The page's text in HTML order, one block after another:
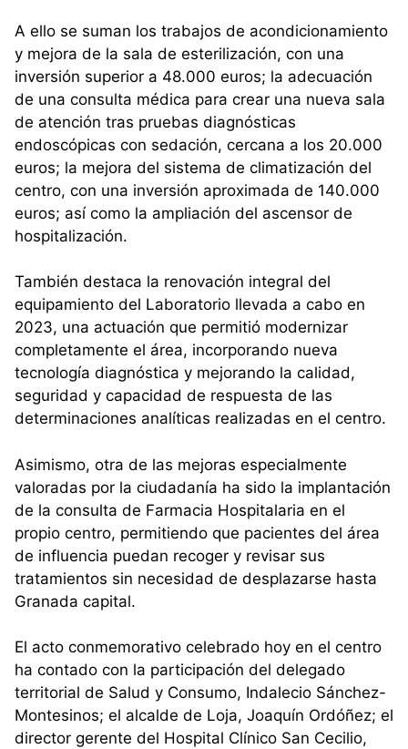
A ello se suman los trabajos de acondicionamiento
y mejora de la sala de esterilización, con una
inversión superior a 48.000 euros; la adecuación
de una consulta médica para crear una nueva sala
de atención tras pruebas diagnósticas
endoscópicas con sedación, cercana a los 20.000
euros; la mejora del sistema de climatización del
centro, con una inversión aproximada de 140.000
euros; así como la ampliación del ascensor de
hospitalización.
También destaca la renovación integral del
equipamiento del Laboratorio llevada a cabo en
2023, una actuación que permitió modernizar
completamente el área, incorporando nueva
tecnología diagnóstica y mejorando la calidad,
seguridad y capacidad de respuesta de las
determinaciones analíticas realizadas en el centro.
Asimismo, otra de las mejoras especialmente
valoradas por la ciudadanía ha sido la implantación
de la consulta de Farmacia Hospitalaria en el
propio centro, permitiendo que pacientes del área
de influencia puedan recoger y revisar sus
tratamientos sin necesidad de desplazarse hasta
Granada capital.
El acto conmemorativo celebrado hoy en el centro
ha contado con la participación del delegado
territorial de Salud y Consumo, Indalecio Sánchez-
Montesinos; el alcalde de Loja, Joaquín Ordóñez; el
director gerente del Hospital Clínico San Cecilio,